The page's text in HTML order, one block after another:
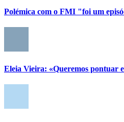
Polémica com o FMI "foi um
Eleia Vieira: «Queremos pontuar